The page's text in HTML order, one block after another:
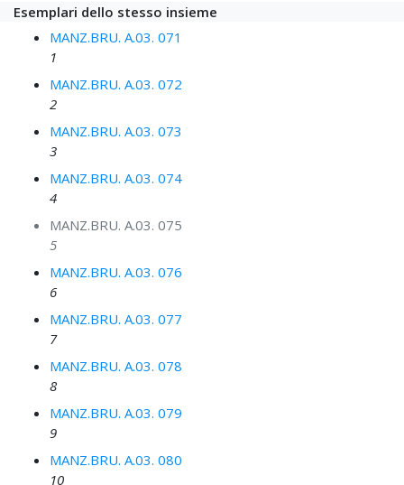
Esemplari dello stesso insieme
MANZ.BRU. A.03. 071
1
MANZ.BRU. A.03. 072
2
MANZ.BRU. A.03. 073
3
MANZ.BRU. A.03. 074
4
MANZ.BRU. A.03. 075
5
MANZ.BRU. A.03. 076
6
MANZ.BRU. A.03. 077
7
MANZ.BRU. A.03. 078
8
MANZ.BRU. A.03. 079
9
MANZ.BRU. A.03. 080
10